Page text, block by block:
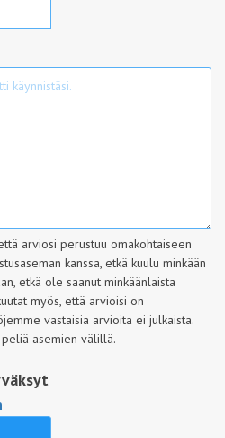
arviosi perustuu omakohtaiseen
kanssa, etkä kuulu minkään
etkä ole saanut minkäänlaista
myös, että arvioisi on
vastaisia arvioita ei julkaista.
asemien välillä.